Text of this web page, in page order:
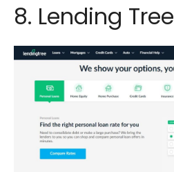
8. Lending Tree